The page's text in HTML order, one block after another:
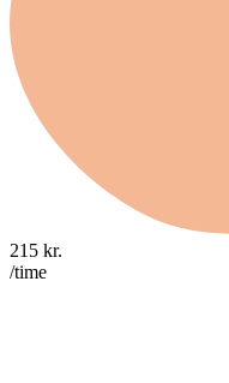
215 kr.
/time